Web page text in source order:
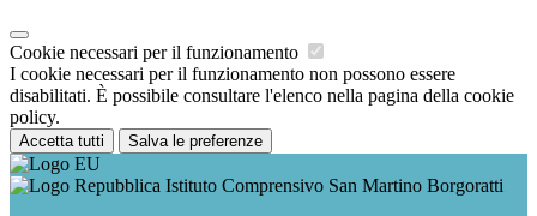
Cookie necessari per il funzionamento
I cookie necessari per il funzionamento non possono essere
disabilitati. È possibile consultare l'elenco nella pagina della cookie
policy.
Accetta tutti Salva le preferenze
Istituto Comprensivo San Martino Borgoratti